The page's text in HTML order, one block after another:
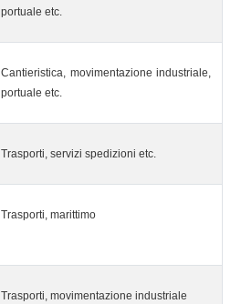
portuale etc.
Cantieristica, movimentazione industriale,
portuale etc.
Trasporti, servizi spedizioni etc.
Trasporti, marittimo
Trasporti, movimentazione industriale